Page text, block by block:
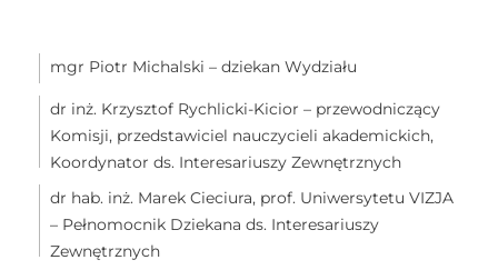
mgr Piotr Michalski – dziekan Wydziału
dr inż. Krzysztof Rychlicki-Kicior – przewodniczący
Komisji, przedstawiciel nauczycieli akademickich,
Koordynator ds. Interesariuszy Zewnętrznych
dr hab. inż. Marek Cieciura, prof. Uniwersytetu VIZJA
– Pełnomocnik Dziekana ds. Interesariuszy
Zewnętrznych